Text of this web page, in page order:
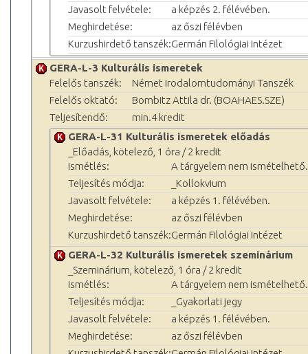
Javasolt felvétele:
a képzés 2. félévében.
Meghirdetése:
az őszi félévben
Kurzushirdető tanszék:Germán Filológiai Intézet
GERA-L-3 Kulturális ismeretek
Felelős tanszék:
Német Irodalomtudományi Tanszék
Felelős oktató:
Bombitz Attila dr. (BOAHAES.SZE)
Teljesítendő:
min.4 kredit
GERA-L-31 Kulturális ismeretek előadás
_Előadás, kötelező, 1 óra / 2 kredit
Ismétlés:
A tárgyelem nem ismételhető.
Teljesítés módja:
_Kollokvium
Javasolt felvétele:
a képzés 1. félévében.
Meghirdetése:
az őszi félévben
Kurzushirdető tanszék:Germán Filológiai Intézet
GERA-L-32 Kulturális ismeretek szeminárium
_Szeminárium, kötelező, 1 óra / 2 kredit
Ismétlés:
A tárgyelem nem ismételhető.
Teljesítés módja:
_Gyakorlati jegy
Javasolt felvétele:
a képzés 1. félévében.
Meghirdetése:
az őszi félévben